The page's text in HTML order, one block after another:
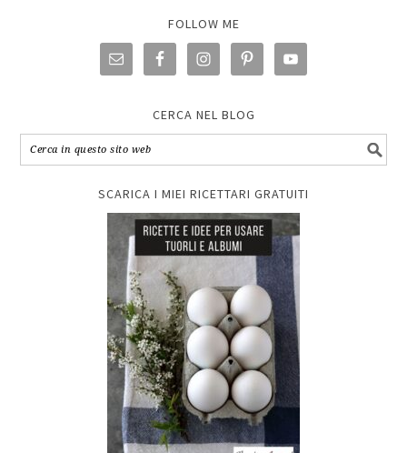
FOLLOW ME
CERCA NEL BLOG
SCARICA I MIEI RICETTARI GRATUITI